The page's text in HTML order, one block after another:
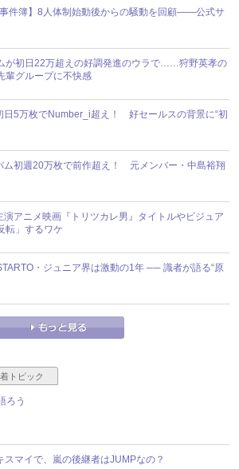
事件簿】8人体制始動後からの騒動を回顧――公式サ
が初日22万超えの好調発進のウラで……狩野英孝の
輩グループに不快感
日5万枚でNumber_i超え！ 好セールスの背景に“初
ム初週20万枚で前作超え！ 元メンバー・中島裕翔
アニメ映画『トリツカレ男』タイトルやビジュア
転」するワケ
・ジュニア界は激動の1年 ── 識者が語る“原
トピック
ろう
スマイで、嵐の後継者はJUMPなの？